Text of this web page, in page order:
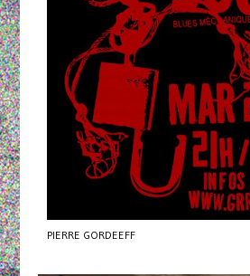
PIERRE GORDEEFF